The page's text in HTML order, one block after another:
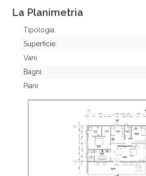
La Planimetria
Tipologia:
Superficie:
Vani:
Bagni:
Piani: